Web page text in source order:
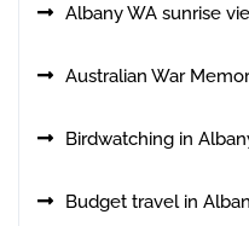
Albany WA sunrise
Australian War
Birdwatching in
Budget travel in